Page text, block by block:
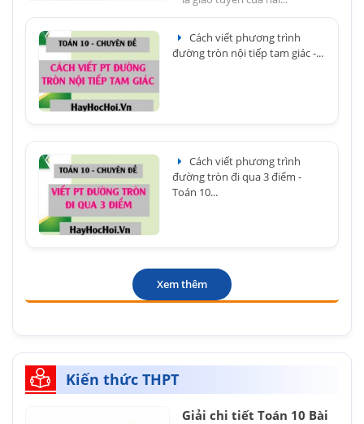
Cách viết phương trình
đường tròn nội tiếp tam giác -...
Cách viết phương trình
đường tròn đi qua 3 điểm -
Toán 10...
Xem thêm
Kiến thức THPT
Giải chi tiết Toán 10 Bài